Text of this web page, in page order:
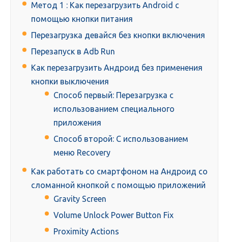
Метод 1 : Как перезагрузить Android с
помощью кнопки питания
Перезагрузка девайся без кнопки включения
Перезапуск в Adb Run
Как перезагрузить Андроид без применения
кнопки выключения
Способ первый: Перезагрузка с
использованием специального
приложения
Способ второй: С использованием
меню Recovery
Как работать со смартфоном на Андроид со
сломанной кнопкой с помощью приложений
Gravity Screen
Volume Unlock Power Button Fix
Proximity Actions